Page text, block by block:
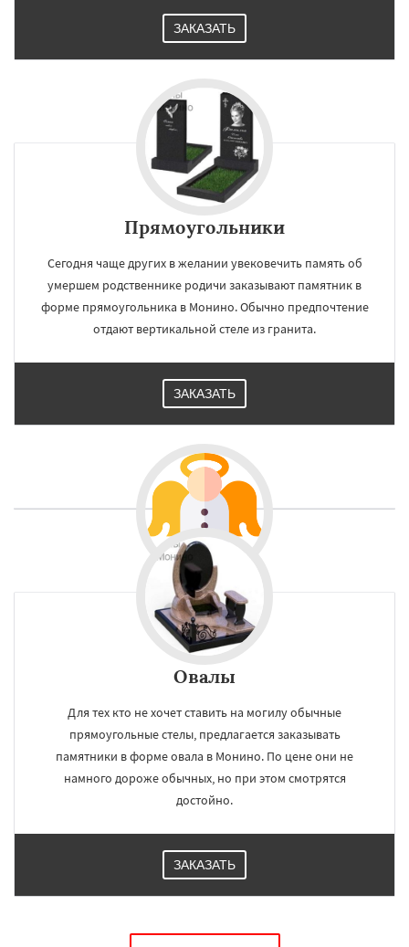
ЗАКАЗАТЬ
Прямоугольники
Сегодня чаще других в желании увековечить память об
умершем родственнике родичи заказывают памятник в
форме прямоугольника в Монино. Обычно предпочтение
отдают вертикальной стеле из гранита.
ЗАКАЗАТЬ
Овалы
Для тех кто не хочет ставить на могилу обычные
прямоугольные стелы, предлагается заказывать
памятники в форме овала в Монино. По цене они не
намного дороже обычных, но при этом смотрятся
достойно.
ЗАКАЗАТЬ